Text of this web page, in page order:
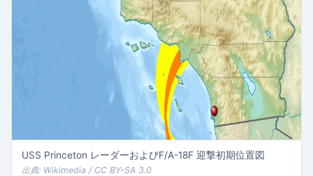
USS Princeton レーダーおよびF/A-18F 迎撃初期位置図
出典: Wikimedia / CC BY-SA 3.0